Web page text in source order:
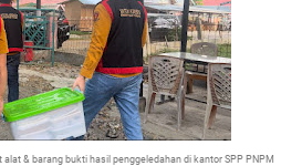
& barang bukti hasil penggeledahan di kantor SPP PNPM